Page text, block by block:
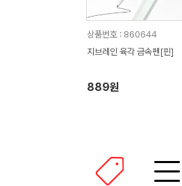
상품번호 : 860644
지브레인 육각 금속펜[핀]
889원